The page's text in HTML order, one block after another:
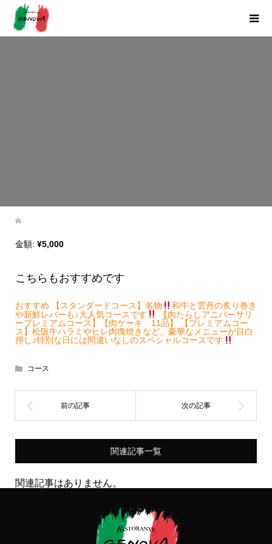
金額: ¥5,000
こちらもおすすめです
おすすめ 【スタンダードコース】名物
和牛と雲丹の炙り巻き
や新鮮レバーも♪大人気コースです
【肉たらしアニバーサリ
ープレミアムコース】【肉ケーキ 11品】
【プレミアムコー
ス】松阪牛ハラミやヒレ肉塊焼きなど、豪華なメニューが目白
押し♪特別な日には間違いなしのスペシャルコースです
コース
関連記事一覧
関連記事はありません。